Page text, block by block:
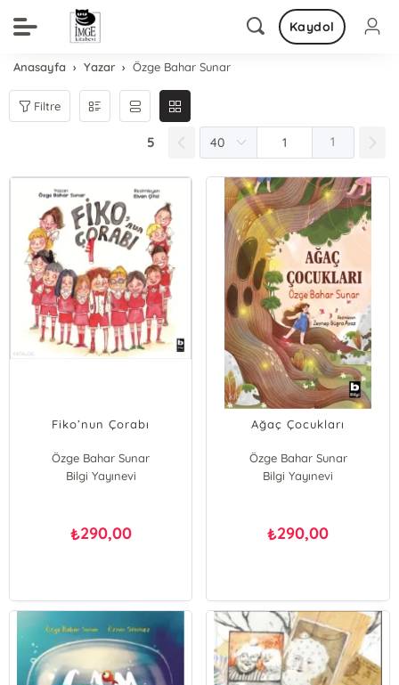
Kaydol
Anasayfa Yazar Özge Bahar Sunar
Filtre
5 1
Fiko’nun Çorabı
Özge Bahar Sunar
Bilgi Yayınevi
₺290,00
Ağaç Çocukları
Özge Bahar Sunar
Bilgi Yayınevi
₺290,00